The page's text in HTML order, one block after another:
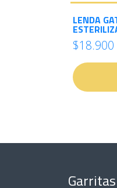
LENDA
$18.900